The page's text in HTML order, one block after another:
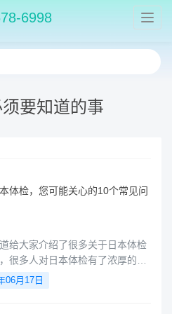
6998
要知道的事
体检，您可能关心的10个常见问
给大家介绍了很多关于日本体检
很多人对日本体检有了浓厚的兴
也迫切的想了解多一点，今天整
能关心的10个常见问题。
06月17日